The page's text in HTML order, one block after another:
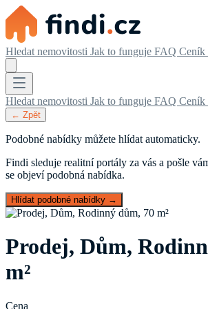
Hledat nemovitosti Jak to funguje FAQ Ceník
Hledat nemovitosti Jak to funguje FAQ Ceník
← Zpět
Podobné nabídky můžete hlídat automaticky.
Findi sleduje realitní portály za vás a pošle
se objeví podobná nabídka.
Hlídat podobné nabídky →
Prodej, Dům,
m²
Cena